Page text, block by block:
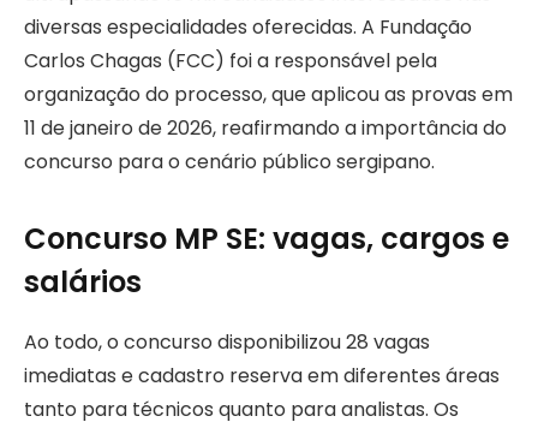
diversas especialidades oferecidas. A Fundação
Carlos Chagas (FCC) foi a responsável pela
organização do processo, que aplicou as provas em
11 de janeiro de 2026, reafirmando a importância do
concurso para o cenário público sergipano.
Concurso MP SE: vagas, cargos e
salários
Ao todo, o concurso disponibilizou 28 vagas
imediatas e cadastro reserva em diferentes áreas
tanto para técnicos quanto para analistas. Os